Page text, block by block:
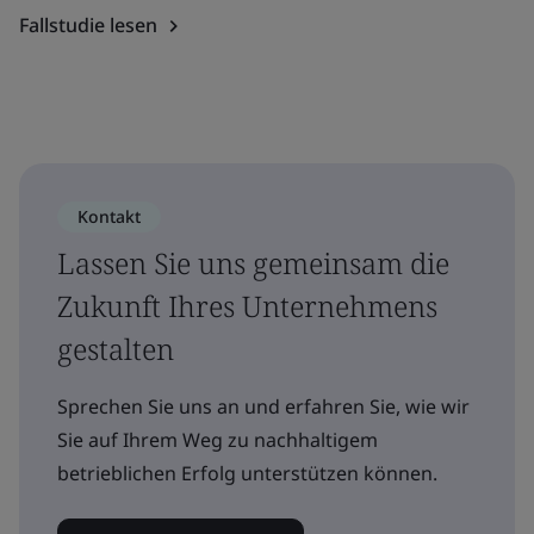
Fallstudie lesen
Kontakt
Lassen Sie uns gemeinsam die
Zukunft Ihres Unternehmens
gestalten
Sprechen Sie uns an und erfahren Sie, wie wir
Sie auf Ihrem Weg zu nachhaltigem
betrieblichen Erfolg unterstützen können.